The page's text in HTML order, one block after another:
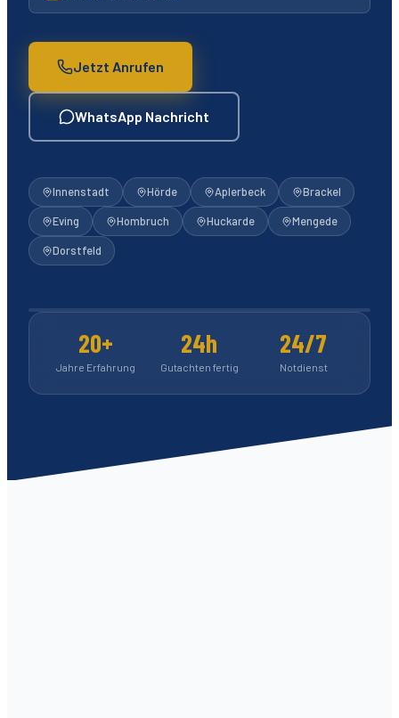
Jetzt Anrufen
WhatsApp Nachricht
Innenstadt Hörde Aplerbeck Brackel
Eving Hombruch Huckarde Mengede
Dorstfeld
20+
Jahre Erfahrung
24h
Gutachten fertig
24/7
Notdienst